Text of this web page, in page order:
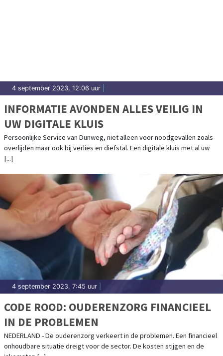
4 september 2023, 12:06 uur
INFORMATIE AVONDEN ALLES VEILIG IN
UW DIGITALE KLUIS
Persoonlijke Service van Dunweg, niet alleen voor noodgevallen zoals
overlijden maar ook bij verlies en diefstal. Een digitale kluis met al uw
[...]
4 september 2023, 7:45 uur
CODE ROOD: OUDERENZORG FINANCIEEL
IN DE PROBLEMEN
NEDERLAND - De ouderenzorg verkeert in de problemen. Een financieel
onhoudbare situatie dreigt voor de sector. De kosten stijgen en de